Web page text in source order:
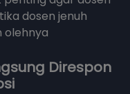
dosen jenuh
olehnya
Direspon